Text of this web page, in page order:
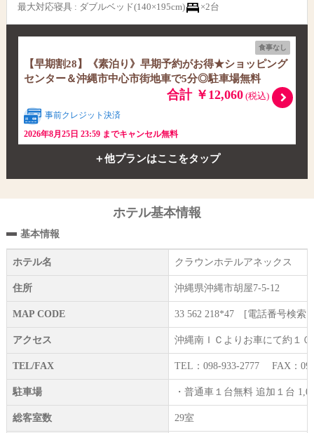
最大対応寝具 : ダブルベッド(140×195cm) ×2台
食事なし
【早期割28】《素泊り》早期予約がお得★ショッピング
センター＆沖縄市中心市街地車で5分◎駐車場無料
合計 ￥12,060(税込)
事前クレジット決済
2026年8月25日 23:59 までキャンセル無料
＋他プランはここをタップ
ホテル基本情報
基本情報
ホテル名 クラウンホテルアネックス
住所 沖縄県沖縄市胡屋7-5-12
MAP CODE 33 562 218*47 [電話番号検索
アクセス 沖縄南ＩＣよりお車にて約１０
TEL/FAX TEL：098-933-2777 FAX：
駐車場 ・普通車１台無料 追加１台
総客室数 29室